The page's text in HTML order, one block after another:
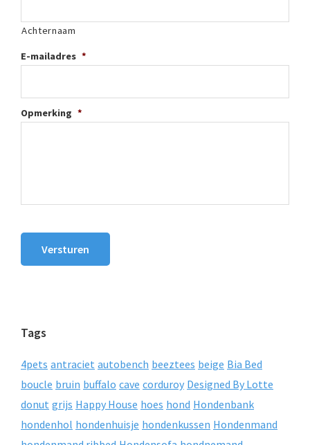
Achternaam
E-mailadres *
Opmerking *
Versturen
Tags
4pets antraciet autobench beeztees beige Bia Bed
boucle bruin buffalo cave corduroy Designed By Lotte
donut grijs Happy House hoes hond Hondenbank
hondenhol hondenhuisje hondenkussen Hondenmand